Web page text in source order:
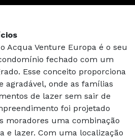
Acqua Venture Europa é o seu
fechado com um
Esse conceito proporciona
agradável, onde as famílias
de lazer sem sair de
foi projetado
moradores uma combinação
e lazer. Com uma localização